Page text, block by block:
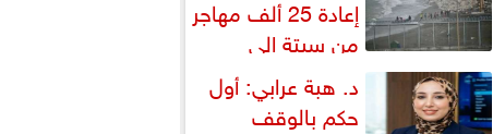
إعادة 25 ألف مهاجر
من سبتة إلى
المغرب... وارتفاع حصيلة...
د. هبة عرابي: أول
حكم بالوقف